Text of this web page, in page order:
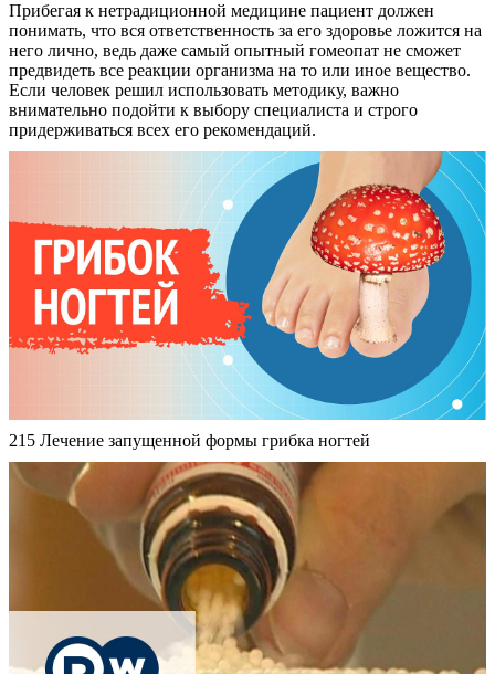
Прибегая к нетрадиционной медицине пациент должен
понимать, что вся ответственность за его здоровье ложится на
него лично, ведь даже самый опытный гомеопат не сможет
предвидеть все реакции организма на то или иное вещество.
Если человек решил использовать методику, важно
внимательно подойти к выбору специалиста и строго
придерживаться всех его рекомендаций.
215 Лечение запущенной формы грибка ногтей